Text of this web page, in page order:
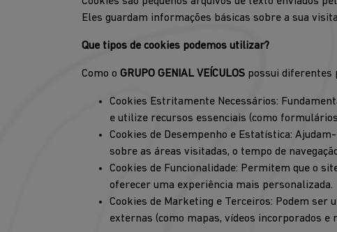
Eles guardam informações básicas sobre a sua
Que tipos de cookies podemos utilizar?
Como o GRUPO GENIAL VEÍCULOS possui diferentes
Cookies Estritamente Necessários:
e utilize recursos essenciais (como
Cookies de Desempenho e Estatística:
sobre as áreas visitadas, o tempo de
Cookies de Funcionalidade: Permitem que o
oferecer uma experiência mais personalizada.
Cookies de Marketing e Terceiros: Podem
externas (como mapas, vídeos incorporados e